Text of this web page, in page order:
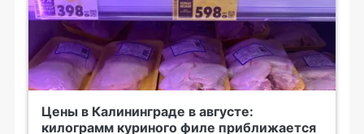
Цены в Калининграде в августе:
килограмм куриного филе приближается